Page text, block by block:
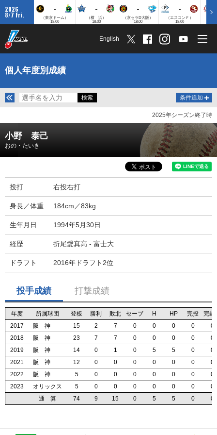
2026
8/7 Fri.
-
（東京ドーム）
18:00
-
（横 浜）
18:00
-
（京セラD大阪）
18:00
-
（エスコンＦ）
18:00
English
個人年度別成績
条件追加
2025年シーズン終了時
小野 泰己
おの・たいき
投打 右投右打
身長／体重 184cm／83kg
生年月日 1994年5月30日
経歴 折尾愛真高 - 富士大
ドラフト 2016年ドラフト2位
投手成績 打撃成績
年度 所属球団 登板 勝利 敗北 セーブ H HP 完投
完封
2017
阪 神 15 2 7 0 0 0 0
0
2018
阪 神 23 7 7 0 0 0 0
0
2019
阪 神 14 0 1 0 5 5 0
0
2021
阪 神 12 0 0 0 0 0 0
0
2022
阪 神 5 0 0 0 0 0 0
0
2023
オリックス 5 0 0 0 0 0 0
0
通 算
74 9 15 0 5 5 0 0
年度 所属球団 登板 勝利 敗北 セーブ H HP 完投
完封
2017
阪 神 15 2 7 0 0 0 0
0
2018
阪 神 23 7 7 0 0 0 0
0
2019
阪 神 14 0 1 0 5 5 0
0
2021
阪 神 12 0 0 0 0 0 0
0
2022
阪 神 5 0 0 0 0 0 0
0
2023
オリックス 5 0 0 0 0 0 0
0
通 算
74 9 15 0 5 5 0 0
年度 所属球団 登板 勝利 敗北 セーブ H HP 完投
完封
2017
阪 神 15 2 7 0 0 0 0
0
2018
阪 神 23 7 7 0 0 0 0
0
2019
阪 神 14 0 1 0 5 5 0
0
2021
阪 神 12 0 0 0 0 0 0
0
2022
阪 神 5 0 0 0 0 0 0
0
2023
オリックス 5 0 0 0 0 0 0
0
通 算
74 9 15 0 5 5 0 0
年度 所属球団 登板 勝利 敗北 セーブ H HP 完投
完封
2017
阪 神 15 2 7 0 0 0 0
0
2018
阪 神 23 7 7 0 0 0 0
0
2019
阪 神 14 0 1 0 5 5 0
0
2021
阪 神 12 0 0 0 0 0 0
0
2022
阪 神 5 0 0 0 0 0 0
0
2023
オリックス 5 0 0 0 0 0 0
0
通 算
74 9 15 0 5 5 0 0